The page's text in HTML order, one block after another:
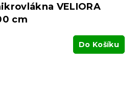
VELIORA
cm
Do Košíku